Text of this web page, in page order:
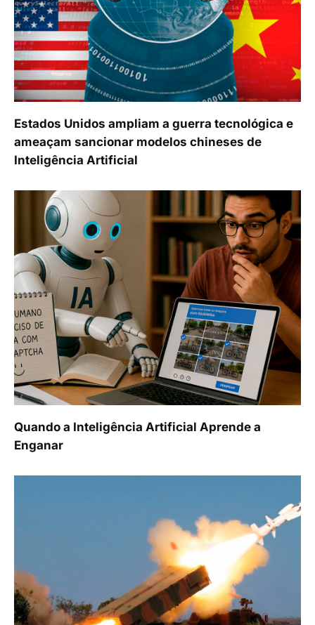
Estados Unidos ampliam a guerra tecnológica e
ameaçam sancionar modelos chineses de
Inteligência Artificial
Quando a Inteligência Artificial Aprende a
Enganar